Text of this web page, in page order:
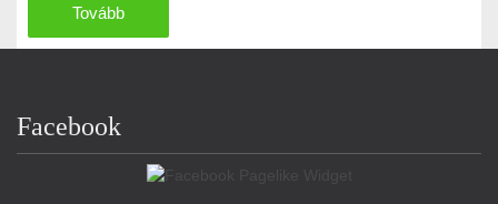
Tovább
Facebook